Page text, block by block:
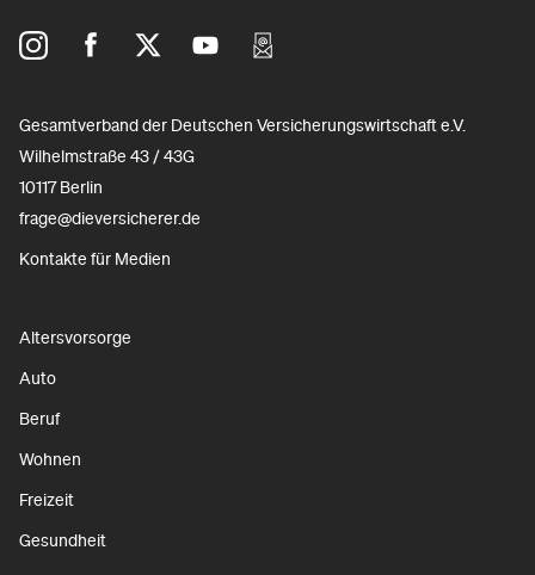
Gesamtverband der Deutschen Versicherungswirtschaft e.V.
Wilhelmstraße 43 / 43G
10117 Berlin
frage@dieversicherer.de
Kontakte für Medien
Altersvorsorge
Auto
Beruf
Wohnen
Freizeit
Gesundheit